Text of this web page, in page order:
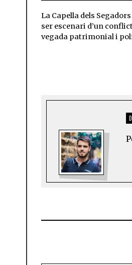
La Capella dels
ser escenari d’un
vegada patrimonial i